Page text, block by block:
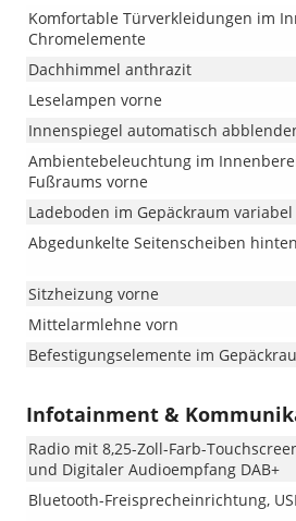
Komfortable Türverkleidungen im
Chromelemente
Dachhimmel anthrazit
Leselampen vorne
Innenspiegel automatisch
Ambientebeleuchtung im
Fußraums vorne
Ladeboden im Gepäckraum variabel
Abgedunkelte Seitenscheiben
Sitzheizung vorne
Mittelarmlehne vorn
Befestigungselemente im
Infotainment &
Radio mit 8,25-Zoll-Farb-
und Digitaler Audioempfang DAB+
Bluetooth-Freisprecheinrichtung,